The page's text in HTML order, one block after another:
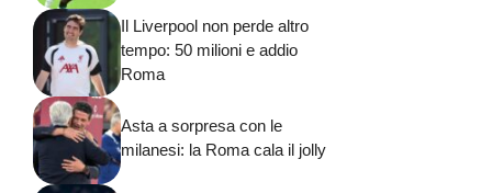
Il Liverpool non perde altro
tempo: 50 milioni e addio
Roma
Asta a sorpresa con le
milanesi: la Roma cala il jolly